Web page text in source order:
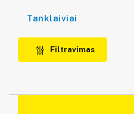
Tanklaiviai
Filtravimas